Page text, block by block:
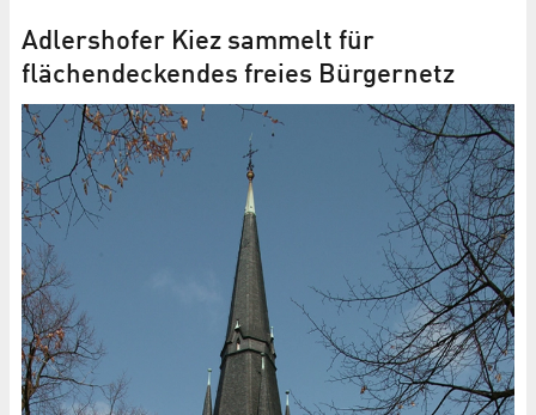
Adlershofer Kiez sammelt für
flächendeckendes freies Bürgernetz